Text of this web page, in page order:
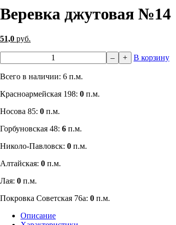
Веревка джутовая №14
51,0 руб.
– + В корзину
Всего в наличии: 6 п.м.
​Красноармейская 198: 0 п.м.
Носова 85: 0 п.м.
​Горбуновская 48: 6 п.м.
​Николо-Павловск: 0 п.м.
Алтайская: 0 п.м.
Лая: 0 п.м.
Покровка Советская 76а: 0 п.м.
Описание